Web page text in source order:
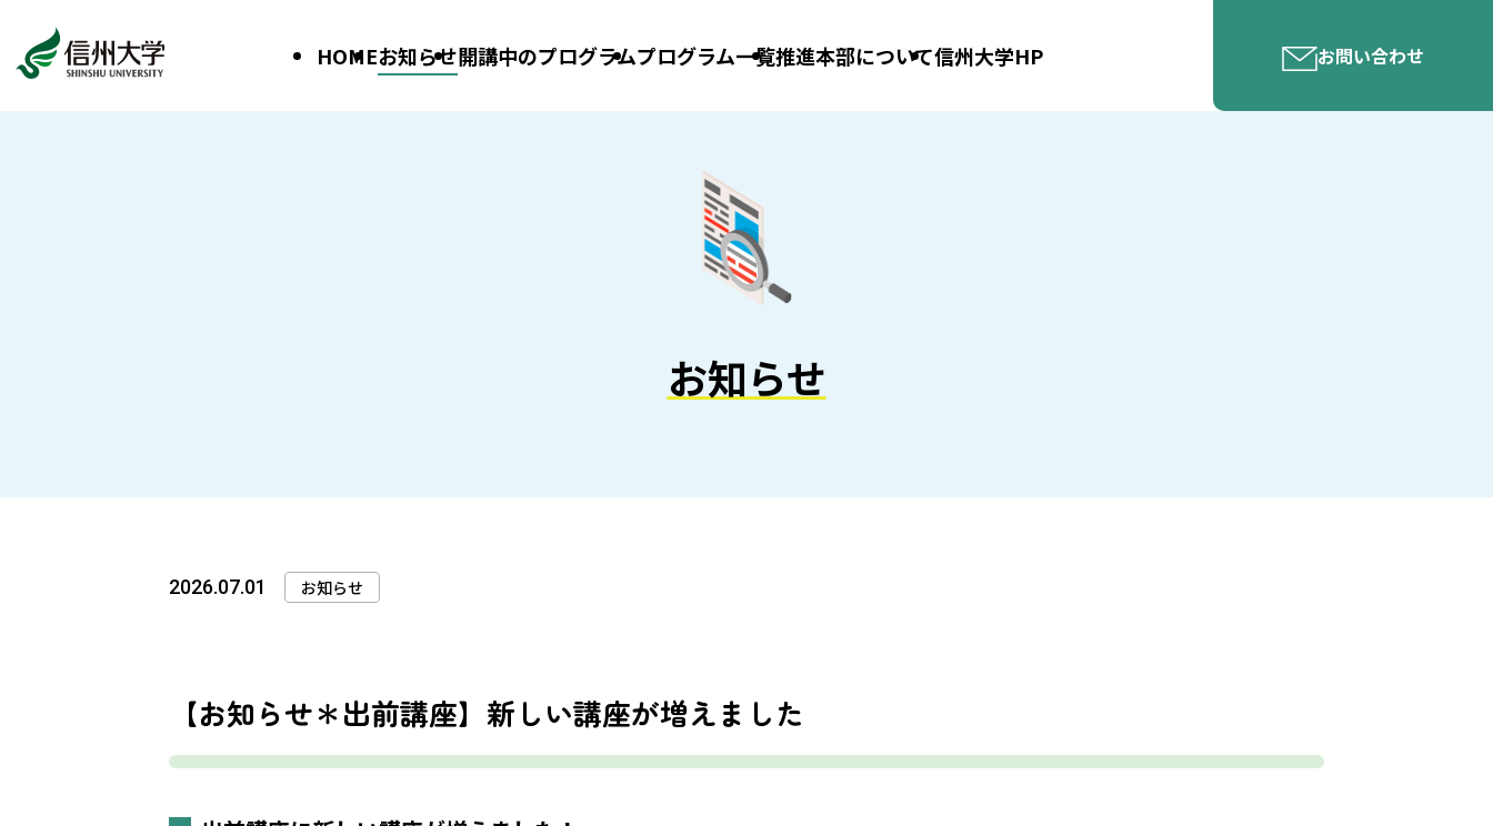
お問い合わせ
HOMEお知らせ開講中のプログラムプログラム一覧推進本部について信州大学HP
お知らせ
2026.07.01 お知らせ
【お知らせ＊出前講座】新しい講座が増えました